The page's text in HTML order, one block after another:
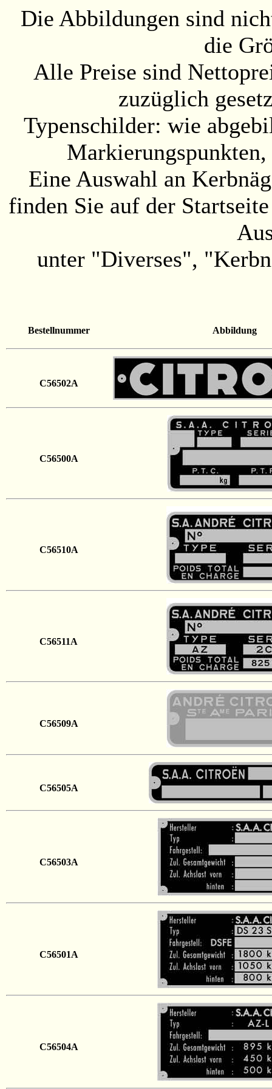
Die Abbildungen sind
die
Alle Preise sind
zuzüglich
Typenschilder: wie
Eine Auswahl an
finden Sie auf der
unter "Diverses",
Bestellnummer Abbildung
C56502A
C56500A
C56510A
C56511A
C56509A
C56505A
C56503A
C56501A
C56504A